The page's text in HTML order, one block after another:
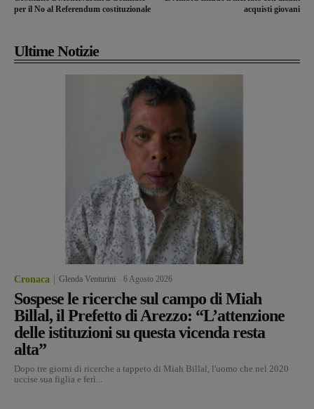
per il No al Referendum costituzionale
acquisti giovani
Ultime Notizie
Cronaca Glenda Venturini 6 Agosto 2026
Sospese le ricerche sul campo di Miah
Billal, il Prefetto di Arezzo: “L’attenzione
delle istituzioni su questa vicenda resta
alta”
Dopo tre giorni di ricerche a tappeto di Miah Billal, l'uomo che nel 2020
uccise sua figlia e ferì...